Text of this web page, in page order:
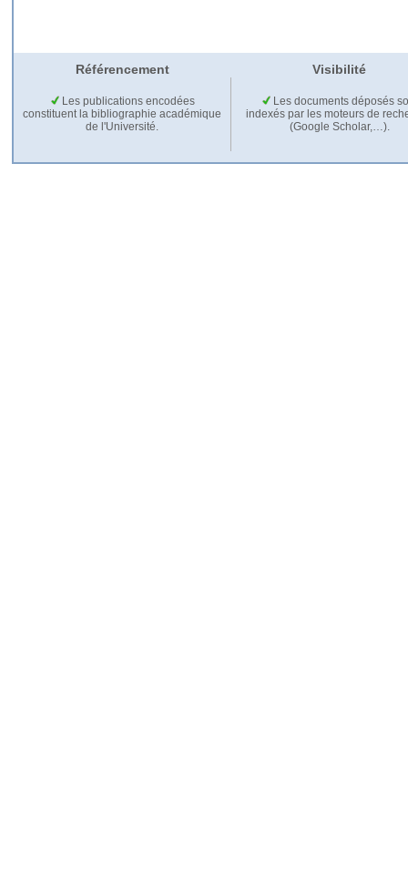
Référencement Visibilité
Les publications encodées
constituent la bibliographie académique
de l'Université.
Les documents déposés
indexés par les moteurs de
(Google Scholar,…).